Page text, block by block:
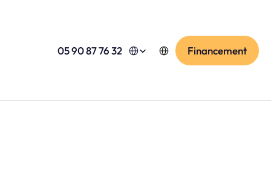
05 90 87 76 32
Select LanguageSelect Language
Financement